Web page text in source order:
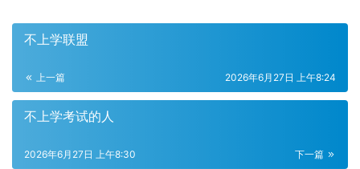
不上学联盟
上一篇 2026年6月27日 上午8:24
不上学考试的人
下一篇
2026年6月27日 上午8:30